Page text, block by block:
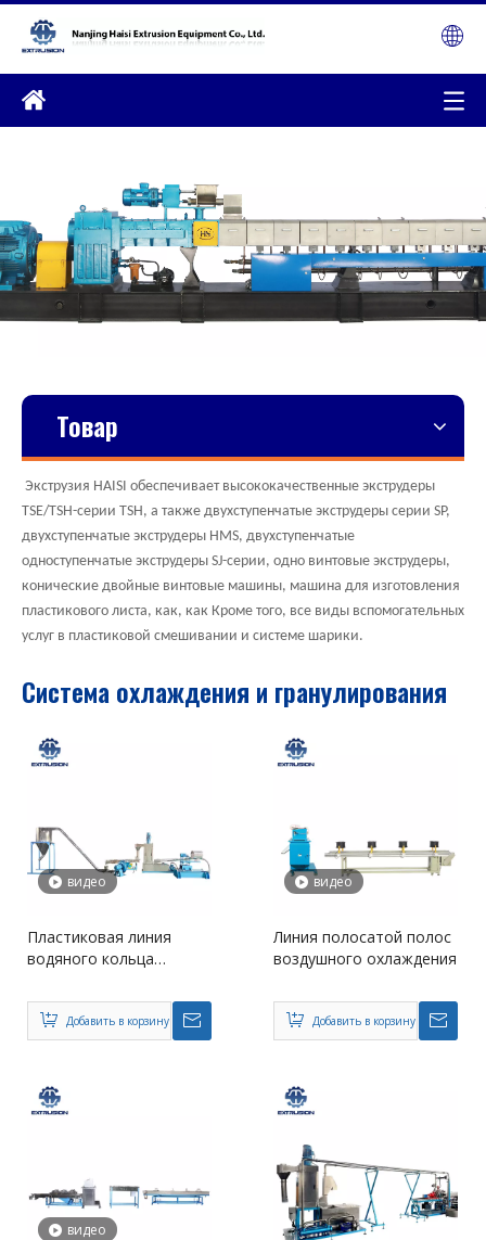
Товар
Экструзия HAISI обеспечивает высококачественные экструдеры
TSE/TSH-серии TSH, а также двухступенчатые экструдеры серии SP,
двухступенчатые экструдеры HMS, двухступенчатые
одноступенчатые экструдеры SJ-серии, одно винтовые экструдеры,
конические двойные винтовые машины, машина для изготовления
пластикового листа, как, как Кроме того, все виды вспомогательных
услуг в пластиковой смешивании и системе шарики.
Система охлаждения и гранулирования
видео
Пластиковая линия
водяного кольца
Добавить в корзину
видео
Линия полосатой полос
воздушного охлаждения
Добавить в корзину
видео